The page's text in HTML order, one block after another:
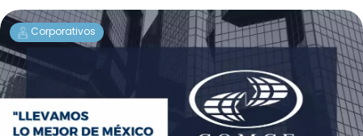
Corporativos